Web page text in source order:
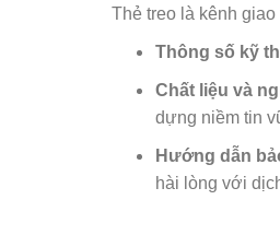
Thẻ treo là kênh
Thông số kỹ
Chất liệu và
dựng niềm tin
Hướng dẫn
hài lòng với